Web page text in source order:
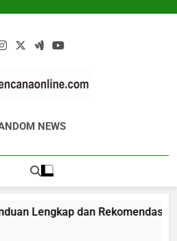
Online
Pengelolaan Sampah Kawasan
Dan Industri
NEWS
Lengkap dan Rekomendasi